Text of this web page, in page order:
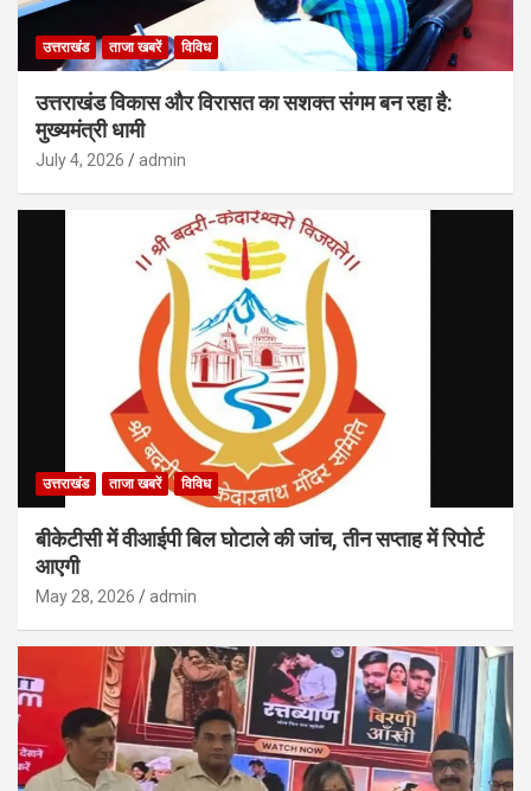
उत्तराखंड ताजा खबरें विविध
उत्तराखंड विकास और विरासत का सशक्त संगम बन रहा है:
मुख्यमंत्री धामी
July 4, 2026 admin
उत्तराखंड ताजा खबरें विविध
बीकेटीसी में वीआईपी बिल घोटाले की जांच, तीन सप्ताह में रिपोर्ट
आएगी
May 28, 2026 admin